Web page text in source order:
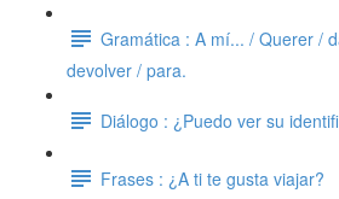
Gramática : A mí... / Querer /
devolver / para.
Diálogo : ¿Puedo ver su
Frases : ¿A ti te gusta viajar?